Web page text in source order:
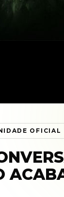
OFICIAL